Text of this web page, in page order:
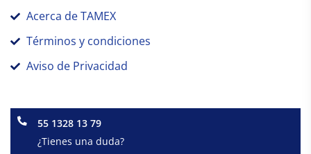
Acerca de TAMEX
Términos y condiciones
Aviso de Privacidad
55 1328 13 79
¿Tienes una duda?